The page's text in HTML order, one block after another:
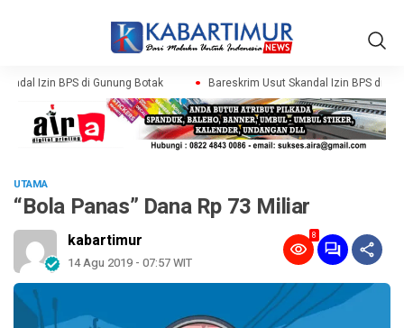
Izin BPS di Gunung Botak Bareskrim Usut Skandal Izin BPS di
UTAMA
“Bola Panas” Dana Rp 73 Miliar
kabartimur
14 Agu 2019 - 07:57 WIT
8